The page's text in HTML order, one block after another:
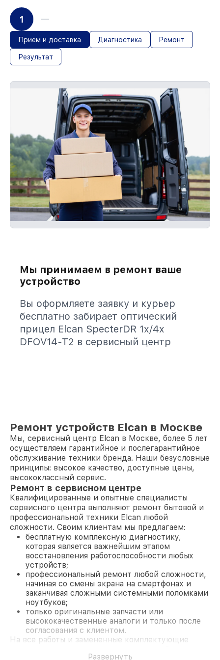
1
Прием и доставка Диагностика Ремонт
Результат
Мы принимаем в ремонт ваше
устройство
Вы оформляете заявку и курьер
бесплатно забирает оптический
прицел Elcan SpecterDR 1x/4x
DFOV14-T2 в сервисный центр
Ремонт устройств Elcan в Москве
Мы, сервисный центр Elcan в Москве, более 5 лет
осуществляем гарантийное и послегарантийное
обслуживание техники бренда. Наши безусловные
принципы: высокое качество, доступные цены,
высококлассный сервис.
Ремонт в сервисном центре
Квалифицированные и опытные специалисты
сервисного центра выполняют ремонт бытовой и
профессиональной техники Elcan любой
сложности. Своим клиентам мы предлагаем:
бесплатную комплексную диагностику,
которая является важнейшим этапом
восстановления работоспособности любых
устройств;
профессиональный ремонт любой сложности,
начиная со смены экрана на смартфонах и
заканчивая сложными системными поломками
ноутбуков;
только оригинальные запчасти или
высококачественные аналоги и только после
согласования с клиентом.
На все работы и замененные комплектующие
Развернуть